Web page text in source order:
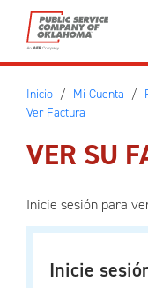
Ir al contenido principal
Inicio Mi Cuenta
Ver Factura
VER SU
Inicie sesión para
Inicie